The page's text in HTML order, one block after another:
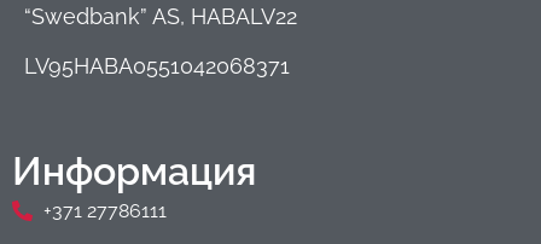
“Swedbank” AS, HABALV22
LV95HABA0551042068371
Информация
+371 27786111